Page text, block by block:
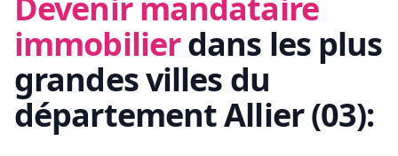
Devenir mandataire
immobilierdans les plus
grandes villes du
départementAllier(03):